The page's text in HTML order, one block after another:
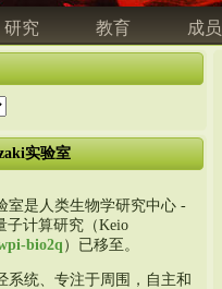
研究 教育 成员
实验室
室是人类生物学研究中心 -
子计算研究（Keio
bio2q ）已移至。
系统、专注于周围，自主和